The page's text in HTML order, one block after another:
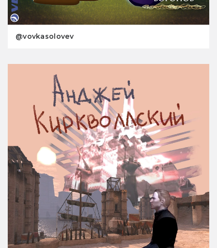
@vovkasolovev